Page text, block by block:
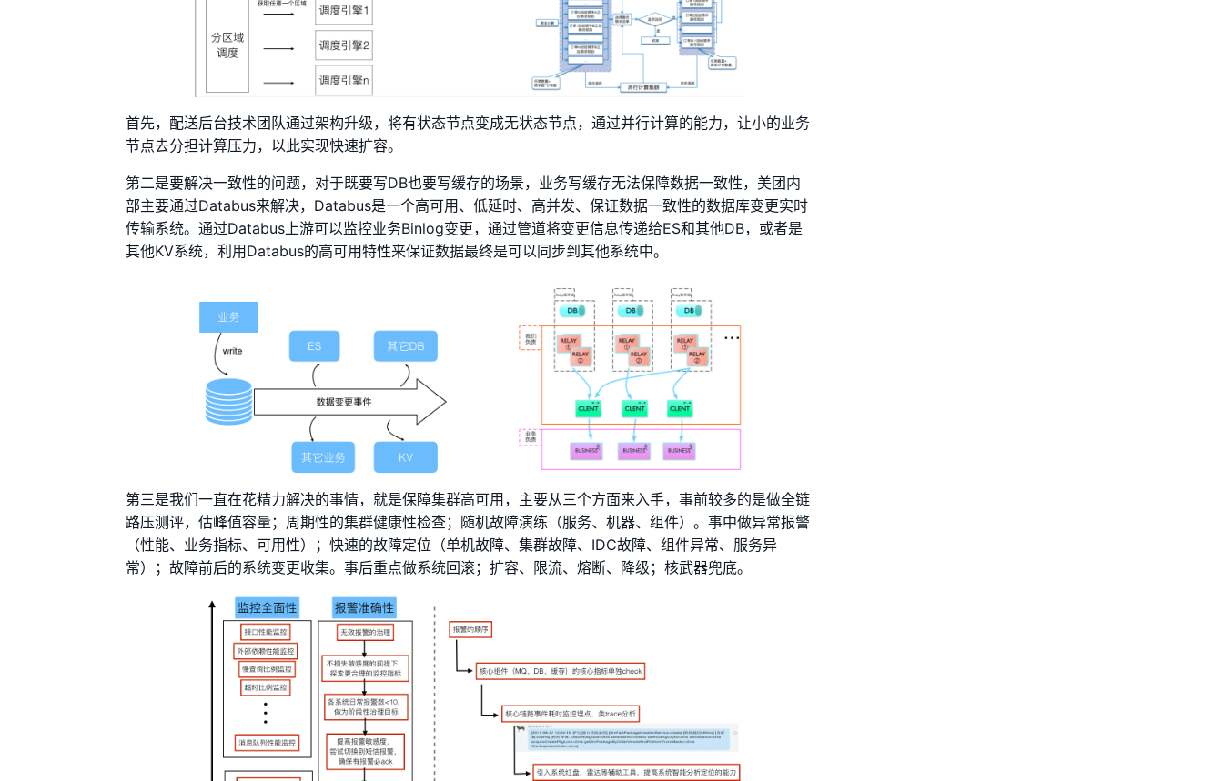
首先，配送后台技术团队通过架构升级，将有状态节点变成无状态节点，通过并行计算的能力，让小的业务
节点去分担计算压力，以此实现快速扩容。
第二是要解决一致性的问题，对于既要写DB也要写缓存的场景，业务写缓存无法保障数据一致性，美团内
部主要通过Databus来解决，Databus是一个高可用、低延时、高并发、保证数据一致性的数据库变更实时
传输系统。通过Databus上游可以监控业务Binlog变更，通过管道将变更信息传递给ES和其他DB，或者是
其他KV系统，利用Databus的高可用特性来保证数据最终是可以同步到其他系统中。
第三是我们一直在花精力解决的事情，就是保障集群高可用，主要从三个方面来入手，事前较多的是做全链
路压测评，估峰值容量；周期性的集群健康性检查；随机故障演练（服务、机器、组件）。事中做异常报警
（性能、业务指标、可用性）；快速的故障定位（单机故障、集群故障、IDC故障、组件异常、服务异
常）；故障前后的系统变更收集。事后重点做系统回滚；扩容、限流、熔断、降级；核武器兜底。